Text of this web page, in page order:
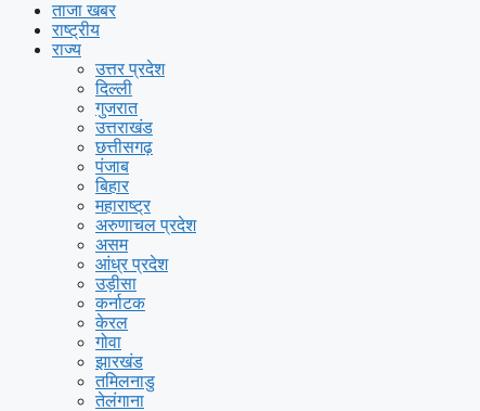
ताजा खबर
राष्ट्रीय
राज्य
उत्तर प्रदेश
दिल्ली
गुजरात
उत्तराखंड
छत्तीसगढ़
पंजाब
बिहार
महाराष्ट्र
अरुणाचल प्रदेश
असम
आंध्र प्रदेश
उड़ीसा
कर्नाटक
केरल
गोवा
झारखंड
तमिलनाडु
तेलंगाना